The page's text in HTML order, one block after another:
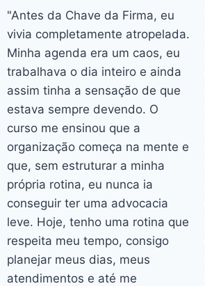
"Antes da Chave da Firma, eu
vivia completamente atropelada.
Minha agenda era um caos, eu
trabalhava o dia inteiro e ainda
assim tinha a sensação de que
estava sempre devendo. O
curso me ensinou que a
organização começa na mente e
que, sem estruturar a minha
própria rotina, eu nunca ia
conseguir ter uma advocacia
leve. Hoje, tenho uma rotina que
respeita meu tempo, consigo
planejar meus dias, meus
atendimentos e até me